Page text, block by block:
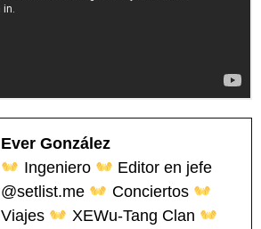
Ever González
Ingeniero
Editor en jefe
@setlist.me
Conciertos
Viajes
XEWu-Tang Clan